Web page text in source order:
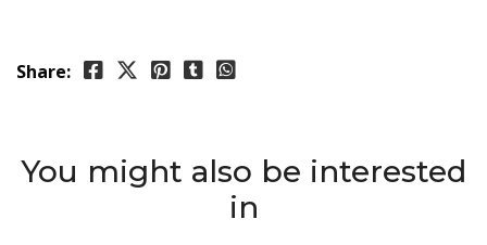
Share:
You might also be interested
in